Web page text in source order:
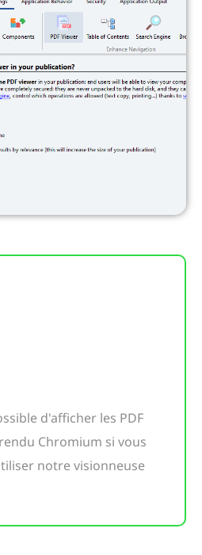
d'afficher les PDF
Chromium si vous
notre visionneuse